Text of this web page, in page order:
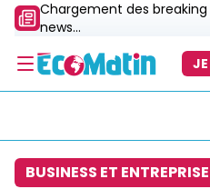
Chargement des breaking
news...
BUSINESS ET